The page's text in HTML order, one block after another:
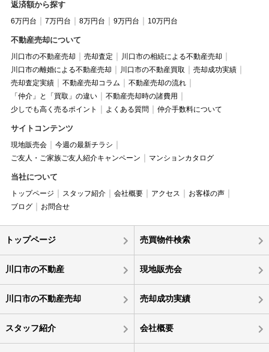
返済額から探す
6万円台 7万円台 8万円台 9万円台 10万円台
不動産売却について
川口市の不動産売却 売却査定
川口市の相続による不動産売却
川口市の離婚による不動産売却
川口市の不動産買取
売却成功実績
売却査定実績
不動産売却コラム
不動産売却の流れ
「仲介」と「買取」の違い
不動産売却時の諸費用
少しでも高く売るポイント
よくある質問 仲介手数料について
サイトコンテンツ
現地販売会
今週の最新チラシ
ご友人・ご家族ご友人紹介キャンペーン
マンションカタログ
当社について
トップページ スタッフ紹介 会社概要 アクセス
お客様の声
ブログ
お問合せ
トップページ 売買物件検索
川口市の不動産 現地販売会
川口市の不動産売却 売却成功実績
スタッフ紹介 会社概要